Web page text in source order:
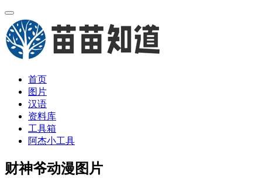
首页
图片
汉语
资料库
工具箱
阿杰小工具
财神爷动漫图片